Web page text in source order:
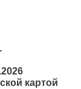
картой